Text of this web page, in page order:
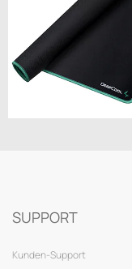
SUPPORT
Kunden-Support